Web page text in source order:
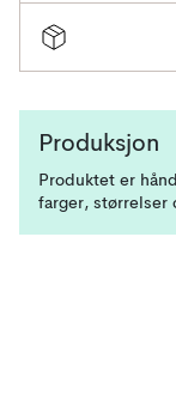
Produksjon
Produktet er
farger, størrelser